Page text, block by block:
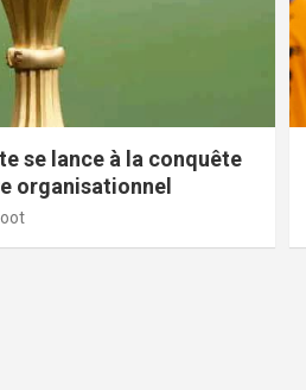
se lance à la conquête
organisationnel